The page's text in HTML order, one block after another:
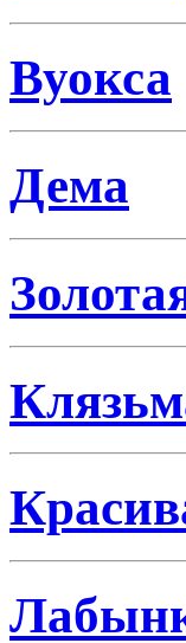
Вуокса
Дема